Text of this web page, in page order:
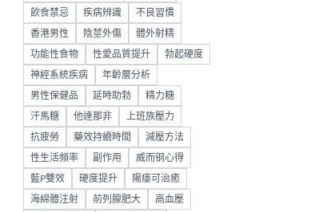
飲食禁忌 疾病辨識 不良習慣
香港男性 陰莖外傷 體外射精
功能性食物 性愛品質提升 勃起硬度
神經系統疾病 年齡層分析
男性保健品 延時助勃 精力糖
汗馬糖 他達那非 上班族壓力
抗疲勞 藥效持續時間 減壓方法
性生活頻率 副作用 威而钢心得
藍P雙效 硬度提升 陽痿可治癒
海綿體注射 前列腺肥大 高血壓